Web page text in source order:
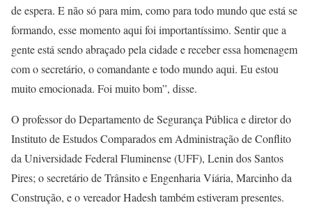
de espera. E não só para mim, como para todo mundo que está se
formando, esse momento aqui foi importantíssimo. Sentir que a
gente está sendo abraçado pela cidade e receber essa homenagem
com o secretário, o comandante e todo mundo aqui. Eu estou
muito emocionada. Foi muito bom”, disse.
O professor do Departamento de Segurança Pública e diretor do
Instituto de Estudos Comparados em Administração de Conflito
da Universidade Federal Fluminense (UFF), Lenin dos Santos
Pires; o secretário de Trânsito e Engenharia Viária, Marcinho da
Construção, e o vereador Hadesh também estiveram presentes.